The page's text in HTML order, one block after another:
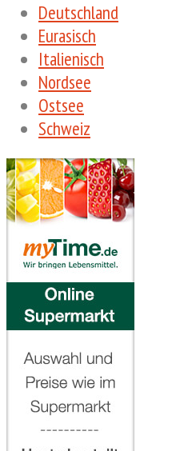
Deutschland
Eurasisch
Italienisch
Nordsee
Ostsee
Schweiz